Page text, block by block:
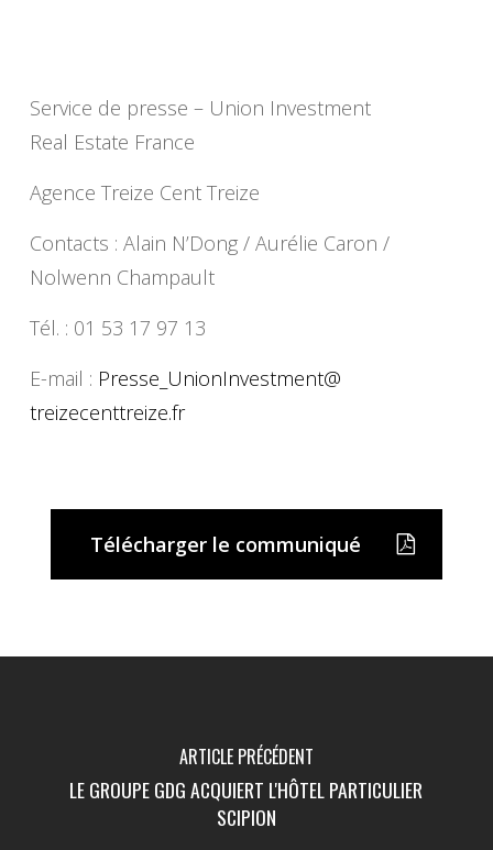
Service de presse – Union Investment
Real Estate France
Agence Treize Cent Treize
Contacts : Alain N’Dong / Aurélie Caron /
Nolwenn Champault
Tél. : 01 53 17 97 13
E-mail : Presse_UnionInvestment@
treizecenttreize.fr
Télécharger le communiqué
ARTICLE PRÉCÉDENT
LE GROUPE GDG ACQUIERT L'HÔTEL PARTICULIER
SCIPION